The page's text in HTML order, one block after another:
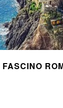
FASCINO